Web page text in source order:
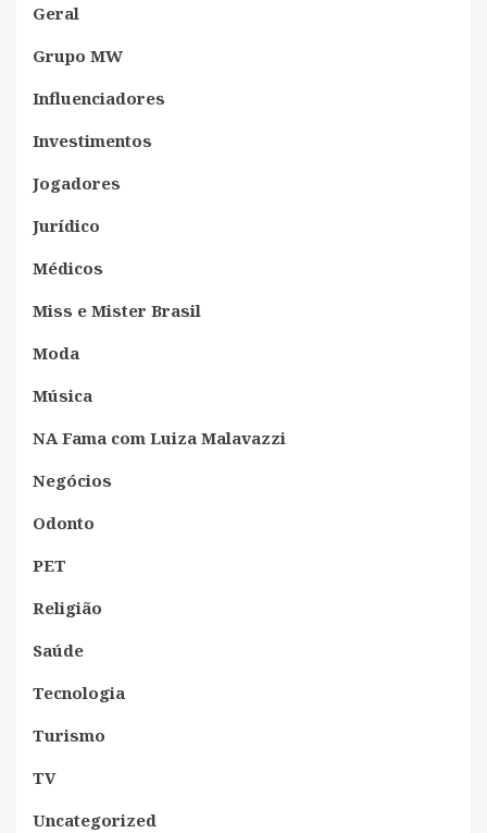
Geral
Grupo MW
Influenciadores
Investimentos
Jogadores
Jurídico
Médicos
Miss e Mister Brasil
Moda
Música
NA Fama com Luiza Malavazzi
Negócios
Odonto
PET
Religião
Saúde
Tecnologia
Turismo
TV
Uncategorized